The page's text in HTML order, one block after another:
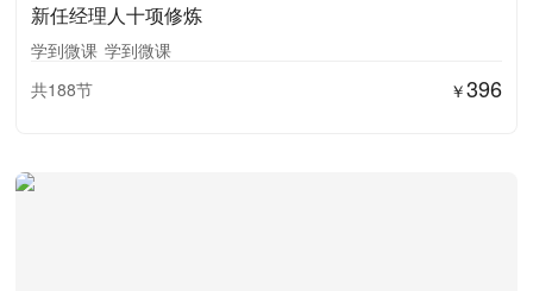
新任经理人十项修炼
学到微课 学到微课
共188节
￥396